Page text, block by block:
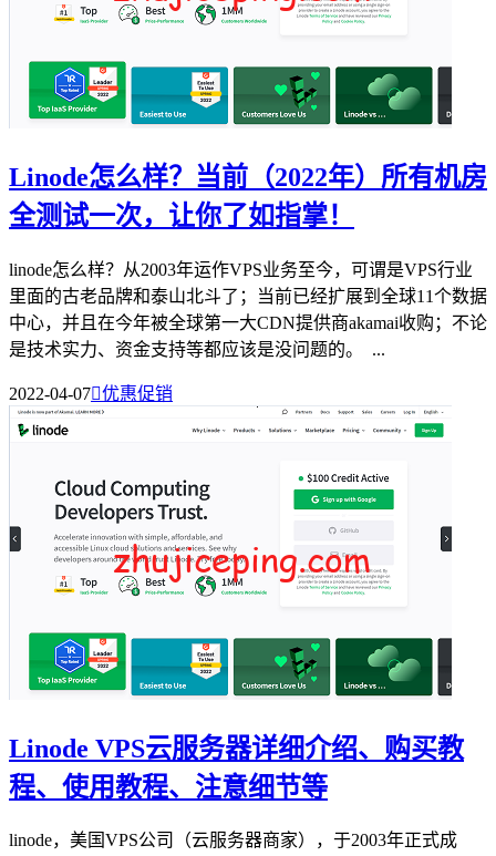
Linode怎么样？当前（2022年）所有机房
全测试一次，让你了如指掌！
linode怎么样？从2003年运作VPS业务至今，可谓是VPS行业
里面的古老品牌和泰山北斗了；当前已经扩展到全球11个数据
中心，并且在今年被全球第一大CDN提供商akamai收购；不论
是技术实力、资金支持等都应该是没问题的。 ...
2022-04-07优惠促销
Linode VPS云服务器详细介绍、购买教
程、使用教程、注意细节等
linode，美国VPS公司（云服务器商家），于2003年正式成